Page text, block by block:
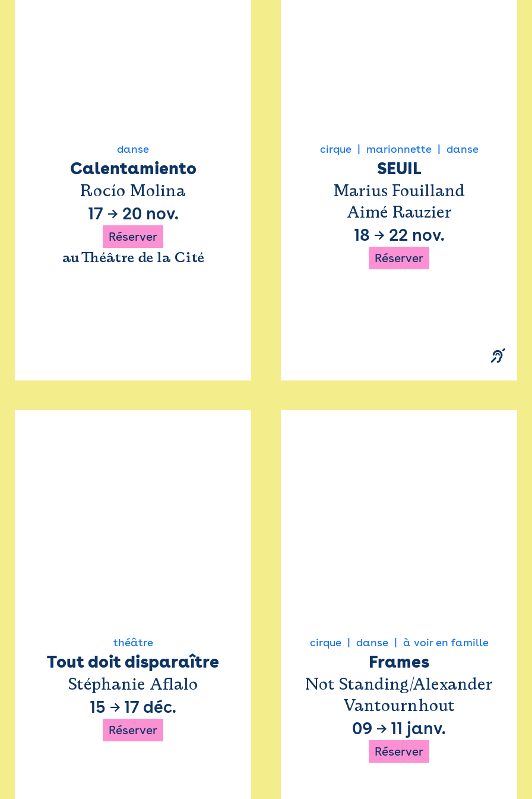
danse
Calentamiento
Rocío Molina
17 → 20 nov.
Réserver
au Théâtre de la Cité
cirque marionnette danse
SEUIL
Marius Fouilland
Aimé Rauzier
18 → 22 nov.
Réserver
théâtre
Tout doit disparaître
Stéphanie Aflalo
15 → 17 déc.
Réserver
cirque danse à voir en famille
Frames
Not Standing/Alexander
Vantournhout
09 → 11 janv.
Réserver